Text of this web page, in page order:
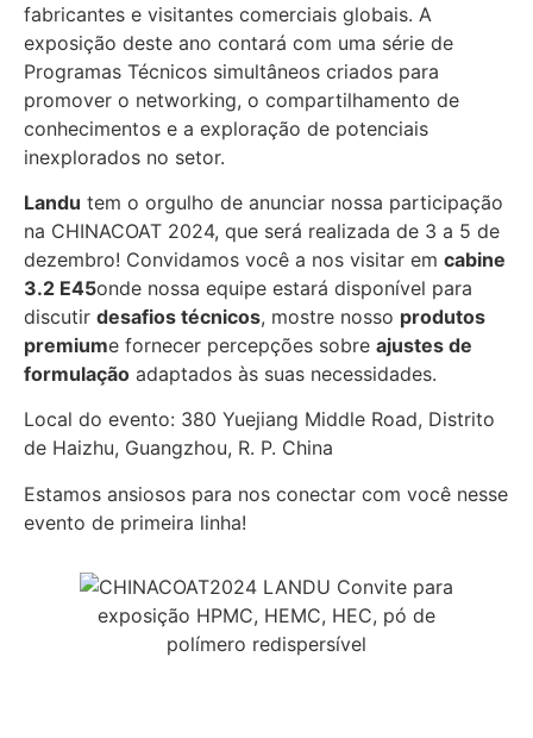
fabricantes e visitantes comerciais globais. A
exposição deste ano contará com uma série de
Programas Técnicos simultâneos criados para
promover o networking, o compartilhamento de
conhecimentos e a exploração de potenciais
inexplorados no setor.
Landu tem o orgulho de anunciar nossa participação
na CHINACOAT 2024, que será realizada de 3 a 5 de
dezembro! Convidamos você a nos visitar em cabine
3.2 E45onde nossa equipe estará disponível para
discutir desafios técnicos, mostre nosso produtos
premiume fornecer percepções sobre ajustes de
formulação adaptados às suas necessidades.
Local do evento: 380 Yuejiang Middle Road, Distrito
de Haizhu, Guangzhou, R. P. China
Estamos ansiosos para nos conectar com você nesse
evento de primeira linha!